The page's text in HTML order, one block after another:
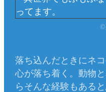
©
落ち込んだときにネ
心が落ち着く。動物
らそんな経験もある